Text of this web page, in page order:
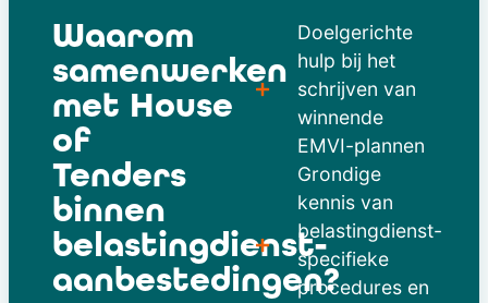
Waarom
samenwerken
met House
of
Tenders
binnen
belastingdienst-
aanbestedingen?
Doelgerichte
hulp bij het
schrijven van
winnende
EMVI-plannen
Grondige
kennis van
belastingdienst-
specifieke
procedures en